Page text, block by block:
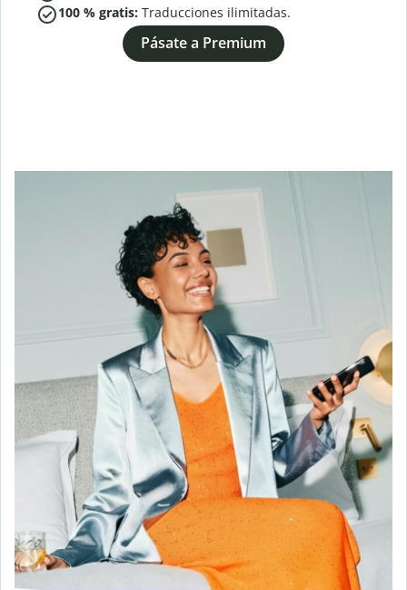
100 % gratis: Traducciones ilimitadas.
Pásate a Premium